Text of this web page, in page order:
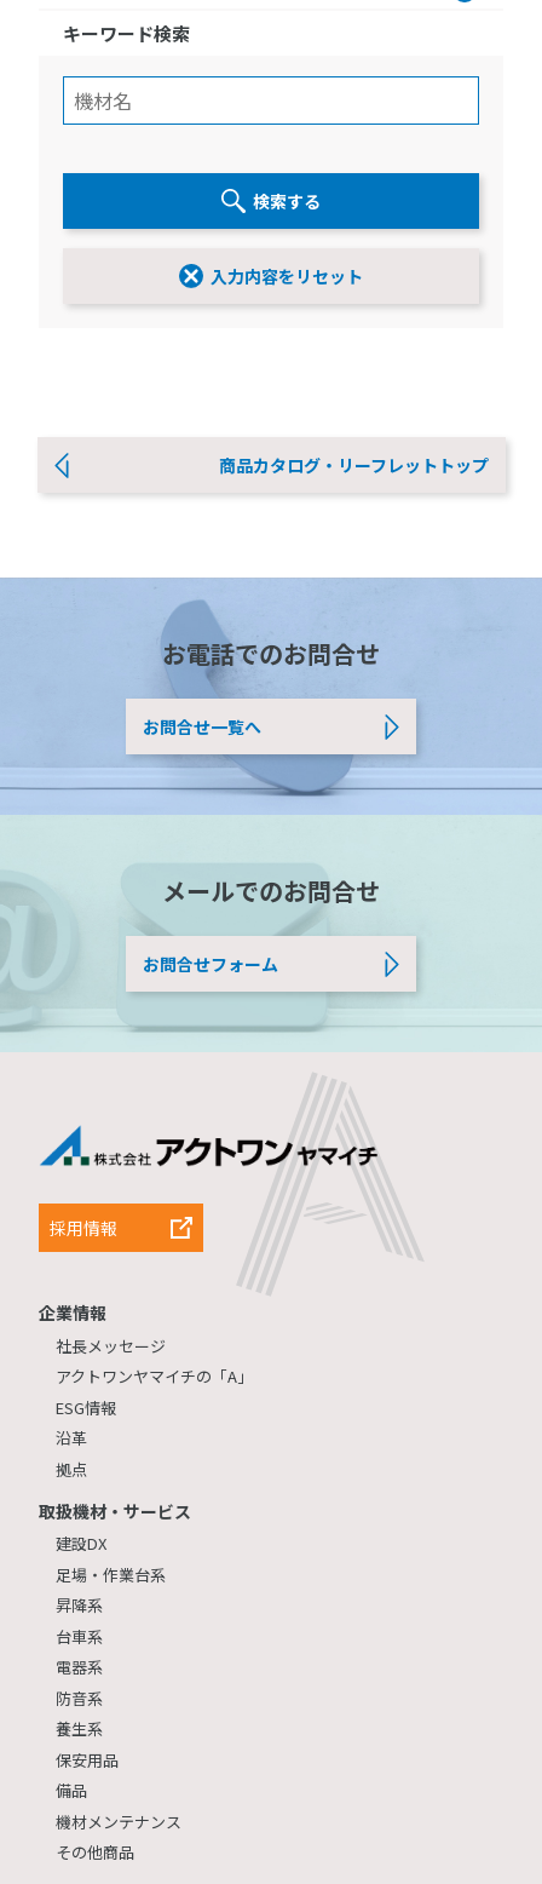
キーワード検索
検索する
入力内容をリセット
商品カタログ・リーフレットトップ
お電話でのお問合せ
お問合せ一覧へ
メールでのお問合せ
お問合せフォーム
採用情報
企業情報
社長メッセージ
アクトワンヤマイチの「A」
ESG情報
沿革
拠点
取扱機材・サービス
建設DX
足場・作業台系
昇降系
台車系
電器系
防音系
養生系
保安用品
備品
機材メンテナンス
その他商品